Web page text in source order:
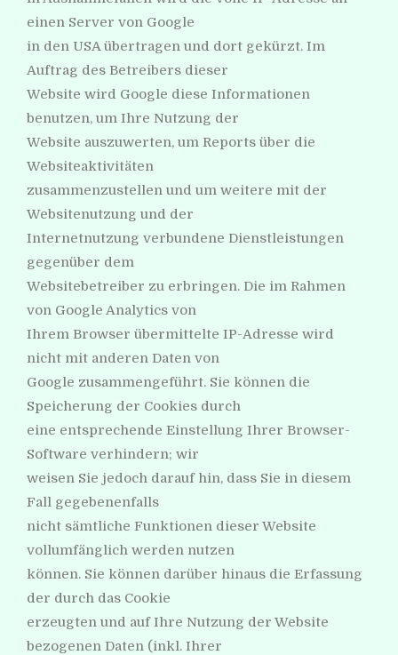
einen Server von Google
in den USA übertragen und dort gekürzt. Im
Auftrag des Betreibers dieser
Website wird Google diese Informationen
benutzen, um Ihre Nutzung der
Website auszuwerten, um Reports über die
Websiteaktivitäten
zusammenzustellen und um weitere mit der
Websitenutzung und der
Internetnutzung verbundene Dienstleistungen
gegenüber dem
Websitebetreiber zu erbringen. Die im Rahmen
von Google Analytics von
Ihrem Browser übermittelte IP-Adresse wird
nicht mit anderen Daten von
Google zusammengeführt. Sie können die
Speicherung der Cookies durch
eine entsprechende Einstellung Ihrer Browser-
Software verhindern; wir
weisen Sie jedoch darauf hin, dass Sie in diesem
Fall gegebenenfalls
nicht sämtliche Funktionen dieser Website
vollumfänglich werden nutzen
können. Sie können darüber hinaus die Erfassung
der durch das Cookie
erzeugten und auf Ihre Nutzung der Website
bezogenen Daten (inkl. Ihrer